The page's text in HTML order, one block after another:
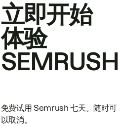
立即开始
体验
SEMRUSH
免费试用 Semrush 七天。随时可
以取消。